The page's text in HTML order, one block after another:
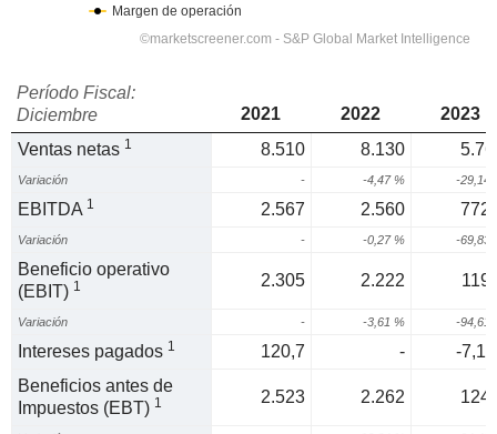
Período Fiscal:
Diciembre
2021 2022
2023
Ventas netas 1 8.510 8.130
Variación - -4,47 % -29,14
EBITDA 1 2.567 2.560
Variación - -0,27 % -69,83
Beneficio operativo
(EBIT) 1 2.305 2.222
Variación - -3,61 % -94,61
Intereses pagados 1 120,7 -
-
Beneficios antes de
Impuestos (EBT) 1 2.523 2.262